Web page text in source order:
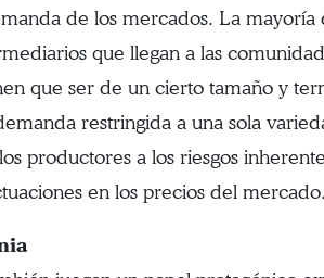
de los mercados. La mayoría
que llegan a las
que ser de un cierto tamaño y
restringida a una sola
productores a los riesgos
en los precios del mercado.